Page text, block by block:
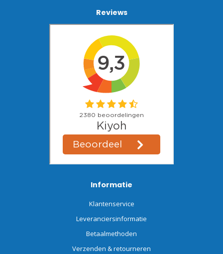
Reviews
Informatie
Klantenservice
Leveranciersinformatie
Betaalmethoden
Verzenden & retourneren